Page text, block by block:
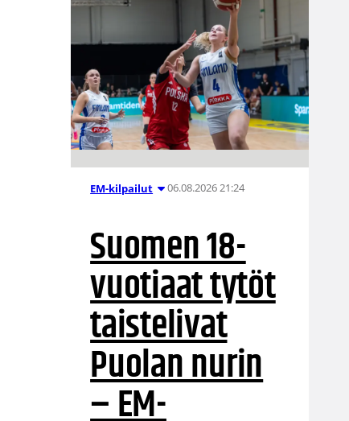
EM-kilpailut 06.08.2026 21:24
Suomen 18-
vuotiaat tytöt
taistelivat
Puolan nurin
– EM-